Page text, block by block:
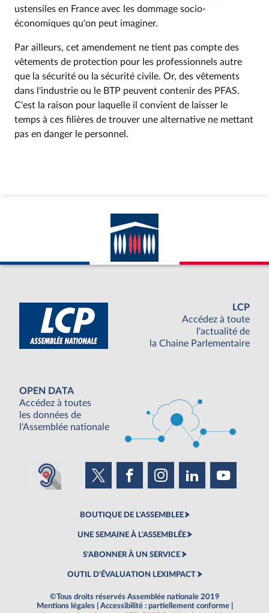
ustensiles en France avec les dommage socio-
économiques qu'on peut imaginer.
Par ailleurs, cet amendement ne tient pas compte des
vêtements de protection pour les professionnels autre
que la sécurité ou la sécurité civile. Or, des vêtements
dans l'industrie ou le BTP peuvent contenir des PFAS.
C'est la raison pour laquelle il convient de laisser le
temps à ces filières de trouver une alternative ne mettant
pas en danger le personnel.
LCP
Accédez à toute
l'actualité de
la Chaine Parlementaire
OPEN DATA
Accédez à toutes
les données de
l'Assemblée nationale
BOUTIQUE DE L'ASSEMBLEE
UNE SEMAINE À L'ASSEMBLÉE
S'ABONNER À UN SERVICE
OUTIL D'ÉVALUATION LEXIMPACT
©Tous droits réservés Assemblée nationale 2019
Mentions légales
Accessibilité : partiellement conforme